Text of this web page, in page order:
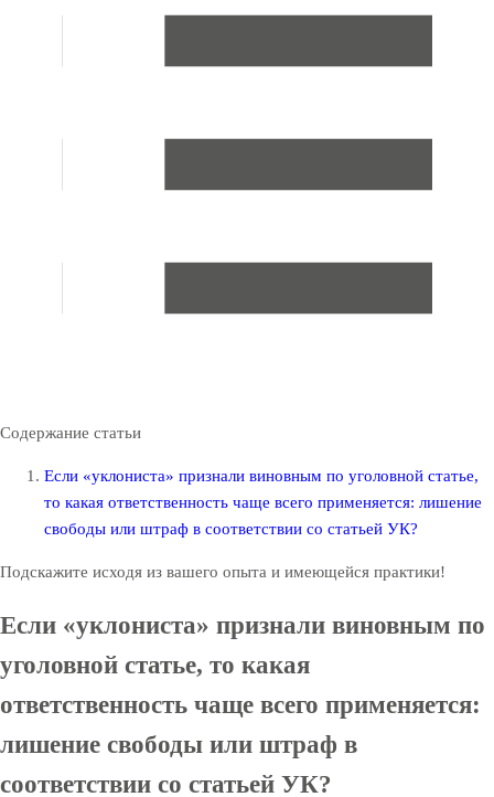
Содержание статьи
Если «уклониста» признали виновным по уголовной статье,
то какая ответственность чаще всего применяется: лишение
свободы или штраф в соответствии со статьей УК?
Подскажите исходя из вашего опыта и имеющейся практики!
Если «уклониста» признали виновным по
уголовной статье, то какая
ответственность чаще всего применяется:
лишение свободы или штраф в
соответствии со статьей УК?